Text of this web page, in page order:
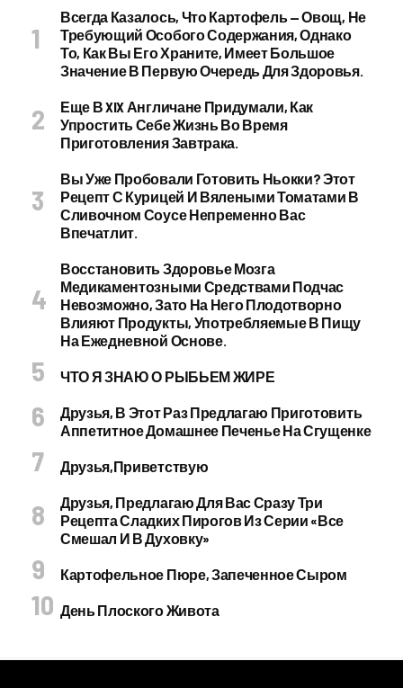
Всегда Казалось, Что Картофель — Овощ, Не
Требующий Особого Содержания, Однако
То, Как Вы Его Храните, Имеет Большое
Значение В Первую Очередь Для Здоровья.
Еще В XIX Англичане Придумали, Как
Упростить Себе Жизнь Во Время
Приготовления Завтрака.
Вы Уже Пробовали Готовить Ньокки? Этот
Рецепт С Курицей И Вялеными Томатами В
Сливочном Соусе Непременно Вас
Впечатлит.
Восстановить Здоровье Мозга
Медикаментозными Средствами Подчас
Невозможно, Зато На Него Плодотворно
Влияют Продукты, Употребляемые В Пищу
На Ежедневной Основе.
ЧТО Я ЗНАЮ О РЫБЬЕМ ЖИРЕ
Друзья, В Этот Раз Предлагаю Приготовить
Аппетитное Домашнее Печенье На Сгущенке
Друзья,приветствую
Друзья, Предлагаю Для Вас Сразу Три
Рецепта Сладких Пирогов Из Серии «все
Смешал И В Духовку»
Картофельное Пюре, Запеченное Сыром
День Плоского Живота